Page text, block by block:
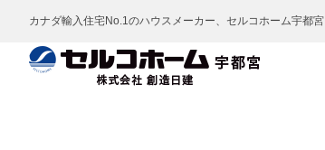
カナダ輸入住宅No.1のハウスメーカー、セルコホーム宇都宮